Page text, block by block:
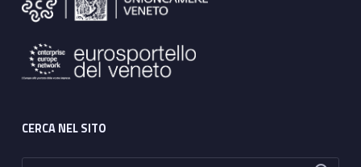
CERCA NEL SITO
Ricerca per: